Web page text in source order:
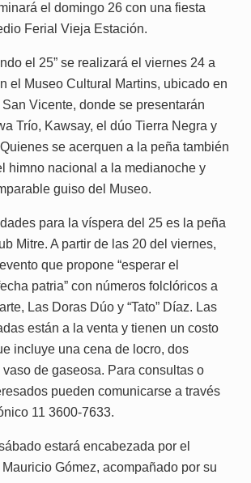
el domingo 26 con una fiesta
Ferial Vieja Estación.
el 25” se realizará el viernes 24 a
el Museo Cultural Martins, ubicado en
Vicente, donde se presentarán
Trío, Kawsay, el dúo Tierra Negra y
se acerquen a la peña también
himno nacional a la medianoche y
guiso del Museo.
para la víspera del 25 es la peña
Mitre. A partir de las 20 del viernes,
que propone “esperar el
patria” con números folclóricos a
Las Doras Dúo y “Tato” Díaz. Las
están a la venta y tienen un costo
incluye una cena de locro, dos
de gaseosa. Para consultas o
pueden comunicarse a través
11 3600-7633.
estará encabezada por el
Gómez, acompañado por su